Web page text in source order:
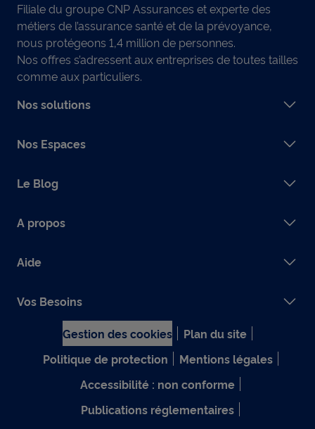
Filiale du groupe CNP Assurances et experte des
métiers de l’assurance santé et de la prévoyance,
nous protégeons 1,4 million de personnes.
Nos offres s’adressent aux entreprises de toutes tailles
comme aux particuliers.
Nos solutions
Nos Espaces
Le Blog
A propos
Aide
Vos Besoins
Gestion des cookies
Plan du site
Politique de protection
Mentions légales
Accessibilité : non conforme
Publications réglementaires